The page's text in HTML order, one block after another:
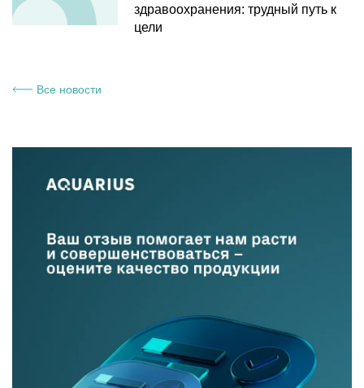
здравоохранения: трудный путь к
цели
Все новости